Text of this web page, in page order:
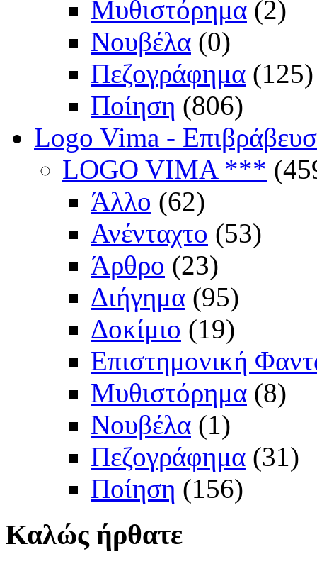
Μυθιστόρημα (2)
Νουβέλα (0)
Πεζογράφημα (125)
Ποίηση (806)
Logo Vima -
LOGO VIMA ***
Άλλο (62)
Ανένταχτο (53)
Άρθρο (23)
Διήγημα (95)
Δοκίμιο (19)
Επιστημονική
Μυθιστόρημα (8)
Νουβέλα (1)
Πεζογράφημα (31)
Ποίηση (156)
Καλώς ήρθατε